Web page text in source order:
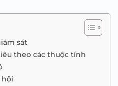
sát
theo các thuộc tính
hội